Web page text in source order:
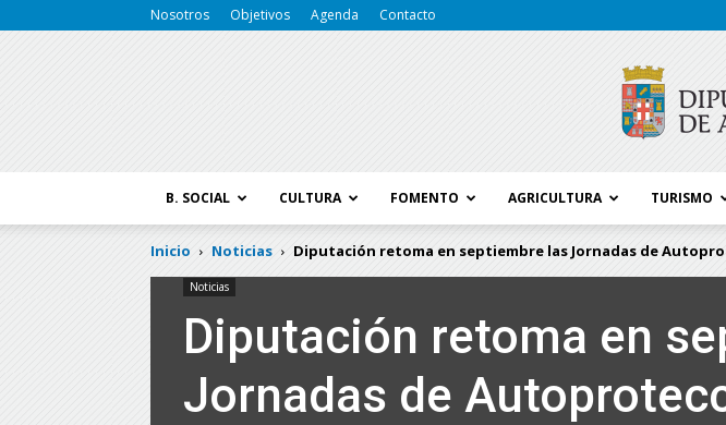
Nosotros Objetivos Agenda Contacto
B. SOCIAL CULTURA FOMENTO AGRICULTURA TURISMO
Inicio Noticias Diputación retoma en septiembre las Jornadas de
Noticias
Diputación retoma en
Jornadas de